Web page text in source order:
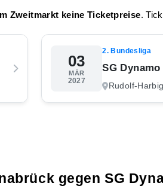
Zweitmarkt keine Ticketpreise.
03
MÄR
2027
2. Bundesliga
SG
Rudolf-
gegen SG